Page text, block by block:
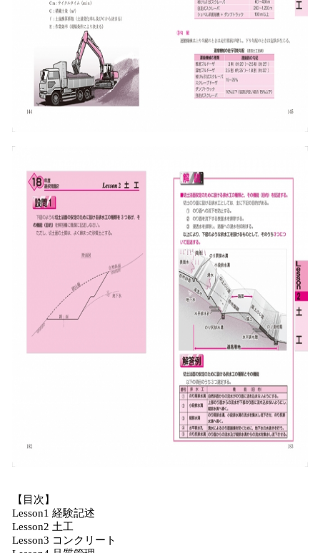
【目次】
Lesson1 経験記述
Lesson2 土工
Lesson3 コンクリート